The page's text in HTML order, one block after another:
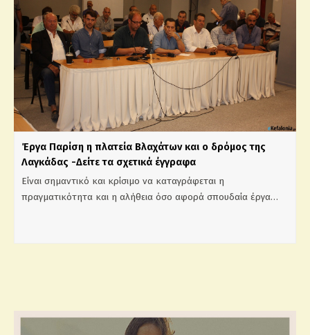
Έργα Παρίση η πλατεία Βλαχάτων και ο δρόμος της
Λαγκάδας -Δείτε τα σχετικά έγγραφα
Είναι σημαντικό και κρίσιμο να καταγράφεται η
πραγματικότητα και η αλήθεια όσο αφορά σπουδαία έργα…